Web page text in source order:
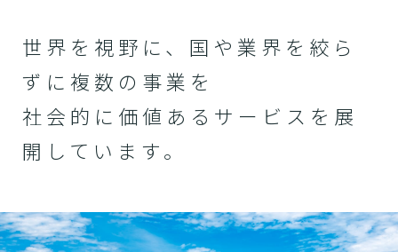
世界を視野に、国や業界を絞ら
ずに複数の事業を
社会的に価値あるサービスを展
開しています。